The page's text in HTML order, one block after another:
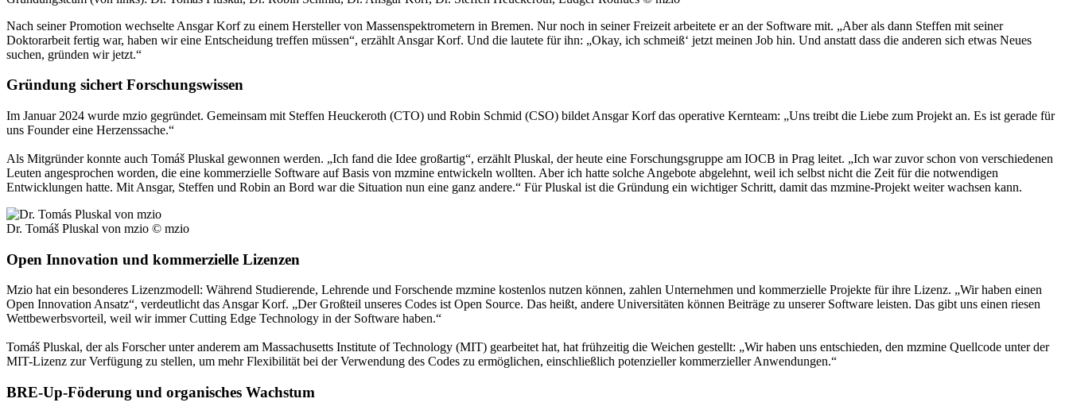
Nach seiner Promotion wechselte Ansgar Korf zu einem Hersteller von Massenspektrometern in Bremen. Nur noch in seiner Freizeit arbeitete er an der Software mit. „Aber als dann Steffen mit seiner
Doktorarbeit fertig war, haben wir eine Entscheidung treffen müssen“, erzählt Ansgar Korf. Und die lautete für ihn: „Okay, ich schmeiß‘ jetzt meinen Job hin. Und anstatt dass die anderen sich etwas Neues
suchen, gründen wir jetzt.“
Gründung sichert Forschungswissen
Im Januar 2024 wurde mzio gegründet. Gemeinsam mit Steffen Heuckeroth (CTO) und Robin Schmid (CSO) bildet Ansgar Korf das operative Kernteam: „Uns treibt die Liebe zum Projekt an. Es ist gerade für
uns Founder eine Herzenssache.“
Als Mitgründer konnte auch Tomáš Pluskal gewonnen werden. „Ich fand die Idee großartig“, erzählt Pluskal, der heute eine Forschungsgruppe am IOCB in Prag leitet. „Ich war zuvor schon von verschiedenen
Leuten angesprochen worden, die eine kommerzielle Software auf Basis von mzmine entwickeln wollten. Aber ich hatte solche Angebote abgelehnt, weil ich selbst nicht die Zeit für die notwendigen
Entwicklungen hatte. Mit Ansgar, Steffen und Robin an Bord war die Situation nun eine ganz andere.“ Für Pluskal ist die Gründung ein wichtiger Schritt, damit das mzmine-Projekt weiter wachsen kann.
Dr. Tomáš Pluskal von mzio © mzio
Open Innovation und kommerzielle Lizenzen
Mzio hat ein besonderes Lizenzmodell: Während Studierende, Lehrende und Forschende mzmine kostenlos nutzen können, zahlen Unternehmen und kommerzielle Projekte für ihre Lizenz. „Wir haben einen
Open Innovation Ansatz“, verdeutlicht das Ansgar Korf. „Der Großteil unseres Codes ist Open Source. Das heißt, andere Universitäten können Beiträge zu unserer Software leisten. Das gibt uns einen riesen
Wettbewerbsvorteil, weil wir immer Cutting Edge Technology in der Software haben.“
Tomáš Pluskal, der als Forscher unter anderem am Massachusetts Institute of Technology (MIT) gearbeitet hat, hat frühzeitig die Weichen gestellt: „Wir haben uns entschieden, den mzmine Quellcode unter der
MIT-Lizenz zur Verfügung zu stellen, um mehr Flexibilität bei der Verwendung des Codes zu ermöglichen, einschließlich potenzieller kommerzieller Anwendungen.“
BRE-Up-Föderung und organisches Wachstum